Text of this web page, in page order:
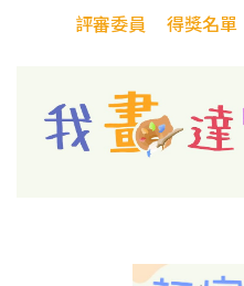
評審委員 得獎名單